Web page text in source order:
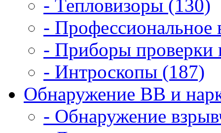
- Тепловизоры (130)
- Профессиональное
- Приборы проверки
- Интроскопы (187)
Обнаружение ВВ и
- Обнаружение